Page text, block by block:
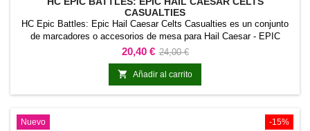
CASUALTIES
HC Epic Battles: Epic Hail Caesar Celts Casualties es un conjunto
de marcadores o accesorios de mesa para Hail Caesar - EPIC
Battles. Sus piezas permiten representar de forma visible los
objetivos, estados o elementos indicados en el producto.Ayuda a
organizar la partida y a identificar con rapidez la información
relevante sobre la mesa.
Precio
20,40 € Precio
base
24,00 €
 Añadir al carrito
-15%
Nuevo